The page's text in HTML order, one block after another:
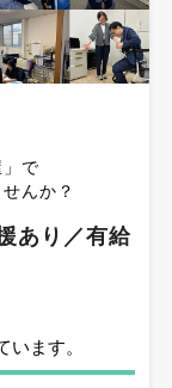
で
んか？
あり／有給
ます。